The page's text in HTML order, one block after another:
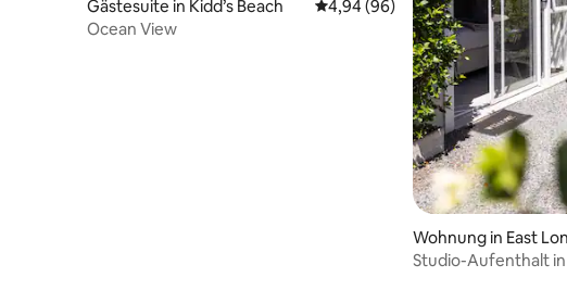
Gästesuite in Kidd’s Beach Durchschnittliche Bewertung:
4,94 (96)
Ocean View
Wohnung in East
Studio-Aufenthalt